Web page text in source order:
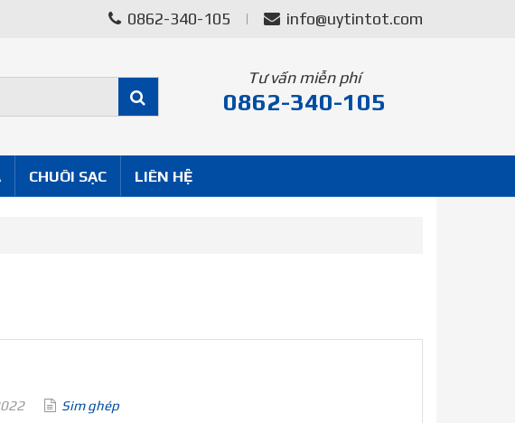
0862-340-105 info@uytintot.com
Tư vấn miễn phí
0862-340-105
CHUÔI SẠC LIÊN HỆ
Sim ghép